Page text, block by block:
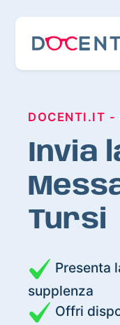
DOCENTI.IT -
Invia
Tursi
Presenta
supplenza
Offri